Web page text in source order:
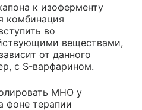
к изоферменту
комбинация
во
веществами,
от данного
с S-варфарином.
MHO у
фоне терапии